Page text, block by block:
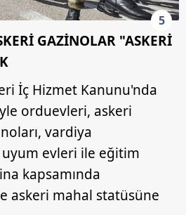
5
GAZİNOLAR "ASKERİ
İç Hizmet Kanunu'nda
orduevleri, askeri
vardiya
evleri ile eğitim
kapsamında
askeri mahal statüsüne